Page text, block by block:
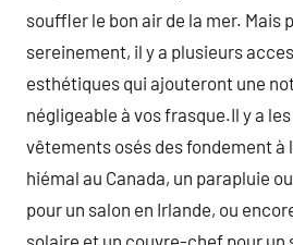
souffler le bon air de la mer. Mais
sereinement, il y a plusieurs
esthétiques qui ajouteront une
négligeable à vos frasque.Il y a
vêtements osés des fondement à
hiémal au Canada, un parapluie
pour un salon en Irlande, ou
solaire et un couvre-chef pour un